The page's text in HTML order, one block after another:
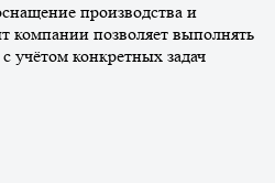
производства и
компании позволяет выполнять
учётом конкретных задач